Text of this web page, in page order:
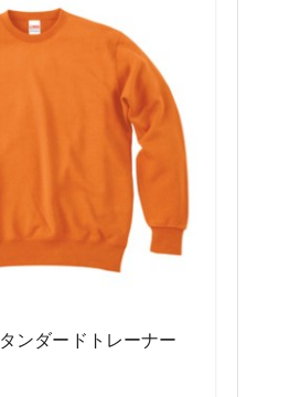
ンダードトレーナー